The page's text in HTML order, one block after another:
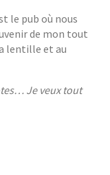
le pub où nous
de mon tout
lentille et au
Je veux tout